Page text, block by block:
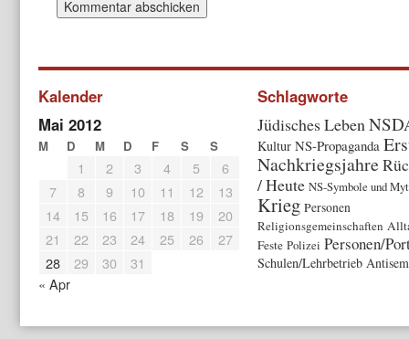
Kalender
Mai 2012
M D M D F S S
« Apr
1 2 3 4 5
6
7
8 9 10 11 12
13
14
15 16 17 18 19
20
21
22 23 24 25 26
27
28
29 30 31
Schlagworte
Jüdisches Leben
Kultur NS-Propaganda
Nachkriegsjahre
/ Heute NS-Symbole und
Krieg Personen
Religionsgemeinschaften
Feste Polizei Personen/
Schulen/Lehrbetrieb